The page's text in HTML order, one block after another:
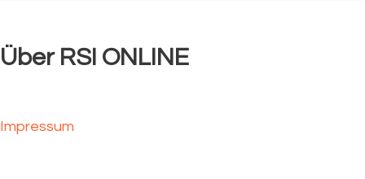
Über RSI ONLINE
Impressum